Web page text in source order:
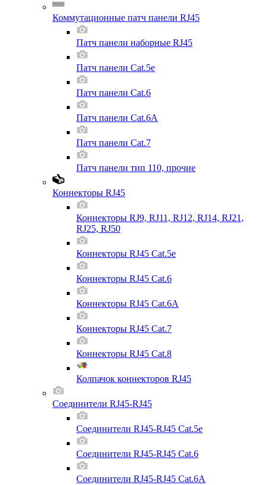
Коммутационные патч панели RJ45
Патч панели наборные RJ45
Патч панели Cat.5e
Патч панели Cat.6
Патч панели Cat.6A
Патч панели Cat.7
Патч панели тип 110, прочие
Коннекторы RJ45
Коннекторы RJ9, RJ11, RJ12, RJ14, RJ21,
RJ25, RJ50
Коннекторы RJ45 Cat.5e
Коннекторы RJ45 Cat.6
Коннекторы RJ45 Cat.6A
Коннекторы RJ45 Cat.7
Коннекторы RJ45 Cat.8
Колпачок коннекторов RJ45
Соединители RJ45-RJ45
Соединители RJ45-RJ45 Cat.5e
Соединители RJ45-RJ45 Cat.6
Соединители RJ45-RJ45 Cat.6A